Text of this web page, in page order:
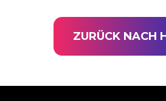
ZURÜCK NACH